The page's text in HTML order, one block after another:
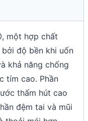
một hợp chất
độ bền khi uốn
khả năng chống
tím cao. Phần
thấm hút cao
đệm tai và mũi